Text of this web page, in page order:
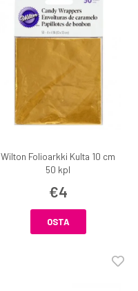
Wilton Folioarkki Kulta 10 cm
50 kpl
€4
OSTA